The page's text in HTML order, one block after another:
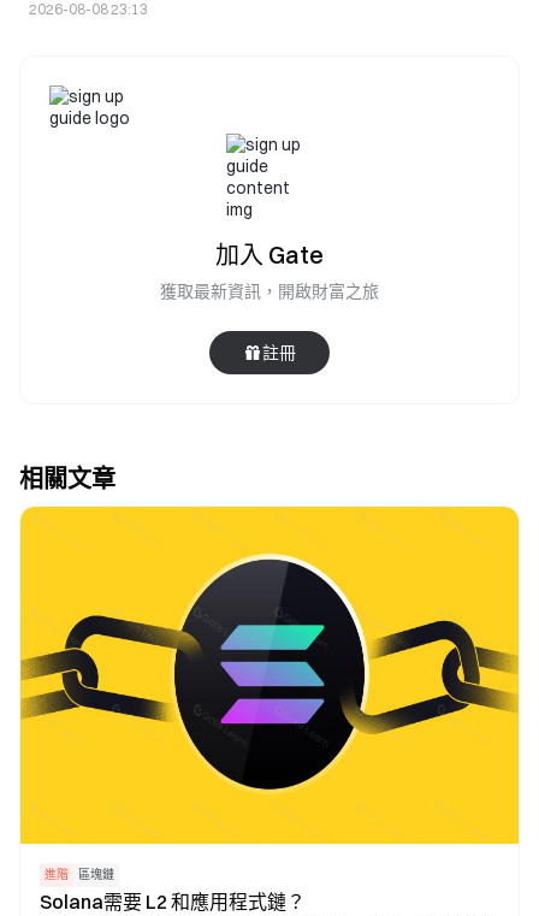
2026-08-08 23:13
加入 Gate
獲取最新資訊，開啟財富之旅
註冊
相關文章
進階 區塊鏈
Solana需要 L2 和應用程式鏈？